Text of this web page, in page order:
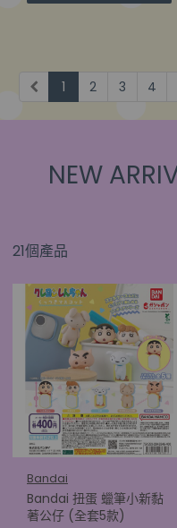
1 2 3 4
NEW
21個產品
Bandai
Bandai 扭蛋 蠟筆小新黏
著公仔 (全套5款)